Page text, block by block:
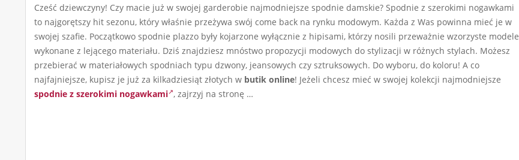
Cześć dziewczyny! Czy macie już w swojej garderobie najmodniejsze spodnie damskie? Spodnie z szerokimi nogawkami
to najgorętszy hit sezonu, który właśnie przeżywa swój come back na rynku modowym. Każda z Was powinna mieć je w
swojej szafie. Początkowo spodnie plazzo były kojarzone wyłącznie z hipisami, którzy nosili przeważnie wzorzyste modele
wykonane z lejącego materiału. Dziś znajdziesz mnóstwo propozycji modowych do stylizacji w różnych stylach. Możesz
przebierać w materiałowych spodniach typu dzwony, jeansowych czy sztruksowych. Do wyboru, do koloru! A co
najfajniejsze, kupisz je już za kilkadziesiąt złotych w butik online! Jeżeli chcesz mieć w swojej kolekcji najmodniejsze
spodnie z szerokimi nogawkami , zajrzyj na stronę …